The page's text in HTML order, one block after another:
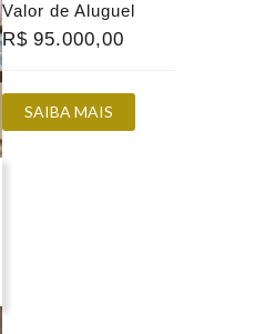
Valor de Aluguel
R$ 95.000,00
SAIBA MAIS